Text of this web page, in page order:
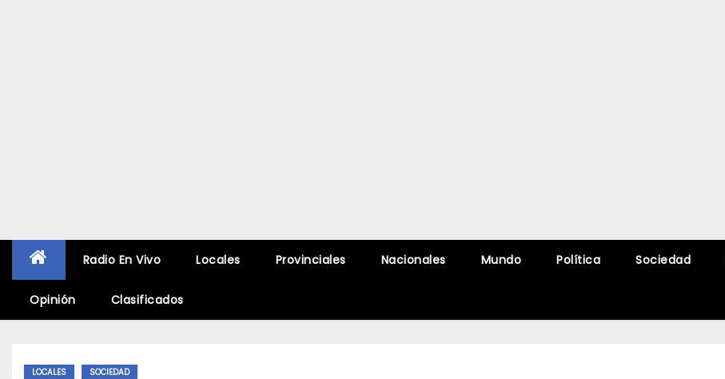
Radio En Vivo Locales Provinciales Nacionales Mundo Política Sociedad
Opinión Clasificados
LOCALES SOCIEDAD